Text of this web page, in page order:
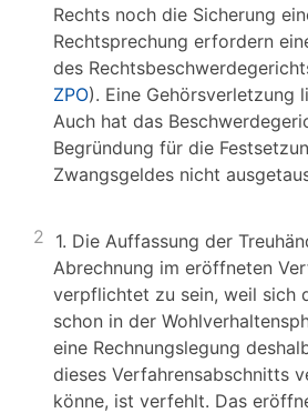
Rechts noch die Sicherung
Rechtsprechung erfordern
des
ZPO). Eine Gehörsverletzung
Auch hat das
Begründung für die
Zwangsgeldes nicht
2 1. Die Auffassung der
Abrechnung im eröffneten
verpflichtet zu sein, weil sich
schon in der
eine Rechnungslegung
dieses Verfahrensabschnitts
könne, ist verfehlt. Das